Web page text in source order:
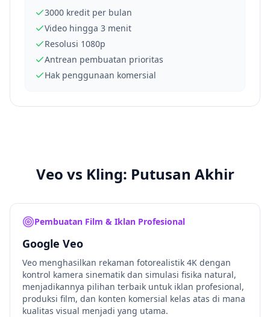
3000 kredit per bulan
Video hingga 3 menit
Resolusi 1080p
Antrean pembuatan prioritas
Hak penggunaan komersial
Veo vs Kling: Putusan Akhir
Pembuatan Film & Iklan Profesional
Google Veo
Veo menghasilkan rekaman fotorealistik 4K dengan
kontrol kamera sinematik dan simulasi fisika natural,
menjadikannya pilihan terbaik untuk iklan profesional,
produksi film, dan konten komersial kelas atas di mana
kualitas visual menjadi yang utama.